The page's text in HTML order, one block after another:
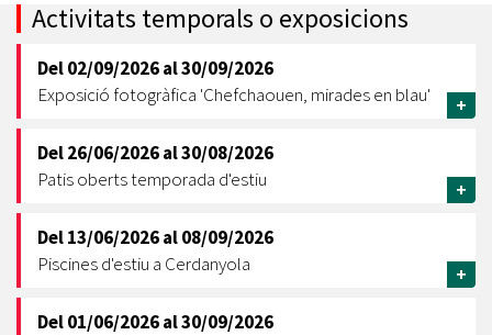
Activitats temporals o exposicions
Del02/09/2026al30/09/2026
Exposició fotogràfica 'Chefchaouen, mirades en blau'
+
Del26/06/2026al30/08/2026
Patis oberts temporada d'estiu
+
Del13/06/2026al08/09/2026
Piscines d'estiu a Cerdanyola
+
Del01/06/2026al30/09/2026